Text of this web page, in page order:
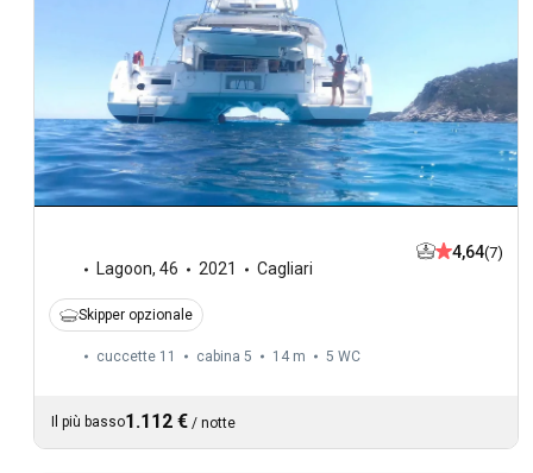
Lagoon, 46 2021 Cagliari
4,64(7)
Skipper opzionale
cuccette 11 cabina 5 14 m 5 WC
Il più basso1.112 € / notte